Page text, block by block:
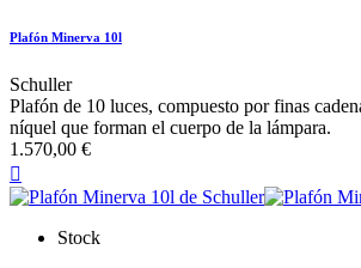
Plafón Minerva 10l
Schuller
Plafón de 10 luces, compuesto por finas
níquel que forman el cuerpo de la lámpara.
1.570,00 €

Stock